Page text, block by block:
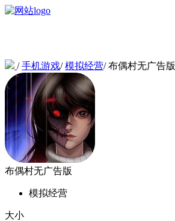
/手机游戏/模拟经营/布偶村无广告版
布偶村无广告版
模拟经营
大小